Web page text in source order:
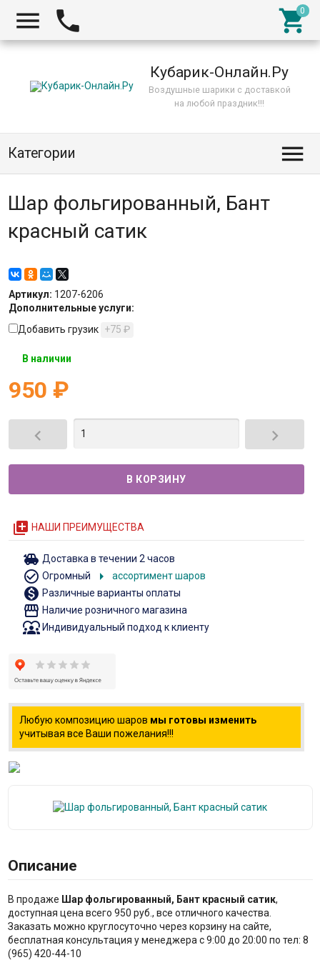
  
Кубарик-Онлайн.Ру
Воздушные шарики с доставкой
на любой праздник!!!
Категории 
Шар фольгированный, Бант
красный сатик
Артикул: 1207-6206
Дополнительные услуги:
Добавить грузик +75 ₽
В наличии
950 ₽
 
queue НАШИ ПРЕИМУЩЕСТВА
toys Доставка в течении 2 часов
check_circle_outline Огромный arrow_right ассортимент шаров
monetization_on Различные варианты оплаты
storefront Наличие розничного магазина
diversity_1Индивидуальный подход к клиенту
Любую композицию шаров мы готовы изменить
учитывая все Ваши пожелания!!!
Описание
В продаже Шар фольгированный, Бант красный сатик,
доступная цена всего 950 руб., все отличного качества.
Заказать можно круглосуточно через корзину на сайте,
бесплатная консультация у менеджера с 9:00 до 20:00 по тел: 8
(965) 420-44-10